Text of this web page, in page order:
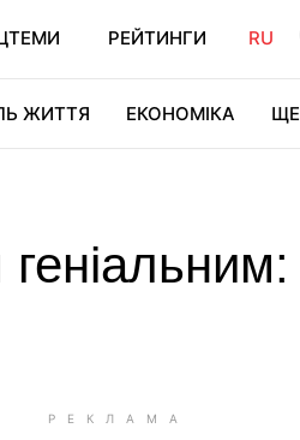
РЕЙТИНГИ RU
ЖИТТЯ ЕКОНОМІКА ЩЕ